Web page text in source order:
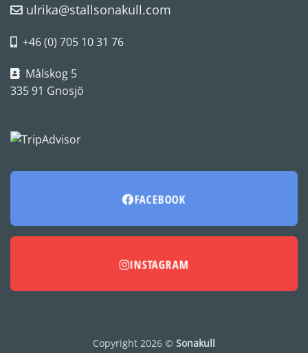
ulrika@stallsonakull.com
+46 (0) 705 10 31 76
Målskog 5
335 91 Gnosjö
FACEBOOK
INSTAGRAM
Copyright 2026 © Sonakull